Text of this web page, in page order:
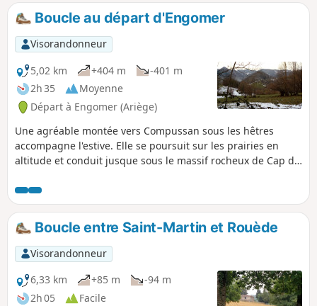
Boucle au départ d'Engomer
Visorandonneur
5,02 km
+404 m
-401 m
2h 35
Moyenne
Départ à Engomer (Ariège)
Une agréable montée vers Compussan sous les hêtres
accompagne l'estive. Elle se poursuit sur les prairies en
altitude et conduit jusque sous le massif rocheux de Cap de
via Alas et le GR®® qui suit le Lez un peu dans les
hauteurs.
Boucle entre Saint-Martin et Rouède
Visorandonneur
6,33 km
+85 m
-94 m
2h 05
Facile